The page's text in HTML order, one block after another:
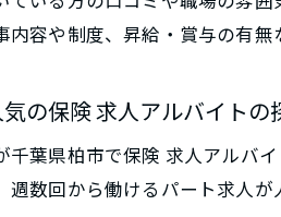
内容や制度、昇給・賞与の有無
の保険 求人アルバイトの
千葉県柏市で保険 求人アルバ
週数回から働けるパート求人が